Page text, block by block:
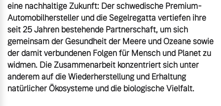
eine nachhaltige Zukunft: Der schwedische Premium-
Automobilhersteller und die Segelregatta vertiefen ihre
seit 25 Jahren bestehende Partnerschaft, um sich
gemeinsam der Gesundheit der Meere und Ozeane sowie
der damit verbundenen Folgen für Mensch und Planet zu
widmen. Die Zusammenarbeit konzentriert sich unter
anderem auf die Wiederherstellung und Erhaltung
natürlicher Ökosysteme und die biologische Vielfalt.